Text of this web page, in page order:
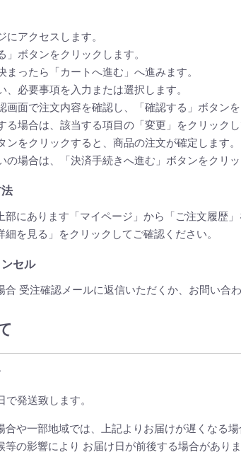
にアクセスします。
」ボタンをクリックします。
まったら「カートへ進む」へ進みます。
、必要事項を入力または選択します。
画面で注文内容を確認し、「確認する」ボタンを
る場合は、該当する項目の「変更」をクリックし
ンをクリックすると、商品の注文が確定します。
の場合は、「決済手続きへ進む」ボタンをクリ
部にあります「マイページ」から「ご注文履歴
を見る」をクリックしてご確認ください。
セル
受注確認メールに返信いただくか、お問い合
発送致します。
や一部地域では、上記よりお届けが遅くなる場
等の影響により お届け日が前後する場合があり